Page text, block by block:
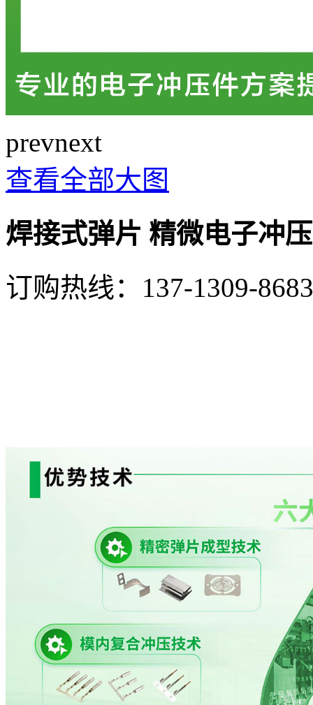
prevnext
查看全部大图
焊接式弹片 精微电子冲
订购热线： 137-1309-8683